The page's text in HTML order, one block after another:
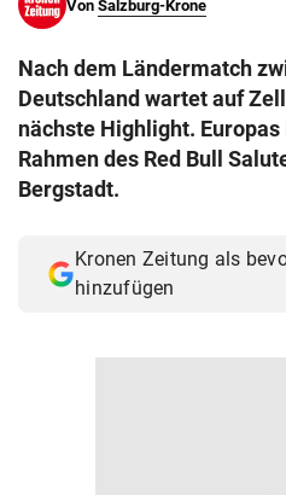
search
eingeben
© Krone Multimedia GmbH & Co
Von Salzburg-Krone
Nach dem Ländermatch
Deutschland wartet auf
nächste Highlight.
Rahmen des Red Bull
Bergstadt.
Kronen Zeitung als
hinzufügen